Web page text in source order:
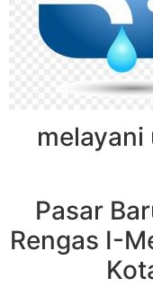
melayani
Pasar
Rengas I-